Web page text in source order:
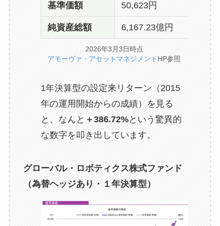
基準価額 50,623円
純資産総額 6,167.23億円
2026年3月3日時点
アモーヴァ・アセットマネジメント HP参照
1年決算型の設定来リターン（2015
年の運用開始からの成績）を見る
と、なんと ＋386.72%という驚異的
な数字を叩き出しています。
グローバル・ロボティクス株式ファンド
（為替ヘッジあり・１年決算型）